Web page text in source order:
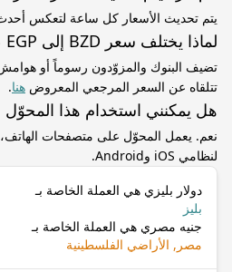
يتم تحديث الأسعار كل ساعة لتعكس
لماذا يختلف سعر BZD إلى EGP عن سعر البنك؟
تضيف البنوك والمزوّدون رسوماً أو
تتلقاه عن السعر المرجعي المعروض هنا.
هل يمكنني استخدام هذا المحوّل
نعم. يعمل المحوّل على متصفحات
لنظامي iOS وAndroid.
دولار بليزي هي العملة الخاصة بـ
بليز
جنيه مصري هي العملة الخاصة بـ
مصر, الأراضي الفلسطينية